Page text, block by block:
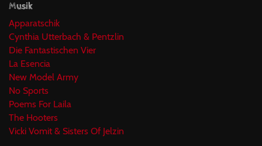
Musik
Apparatschik
Cynthia Utterbach & Pentzlin
Die Fantastischen Vier
La Esencia
New Model Army
No Sports
Poems For Laila
The Hooters
Vicki Vomit & Sisters Of Jelzin